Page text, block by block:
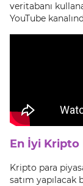
veritabanı
YouTube
En İyi Kripto
Kripto para
satım